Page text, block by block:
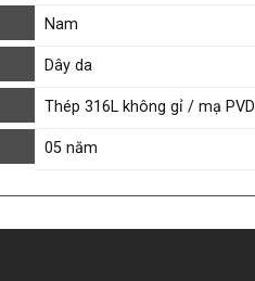
Nam
Dây da
Thép 316L không gỉ / mạ PVD
05 năm